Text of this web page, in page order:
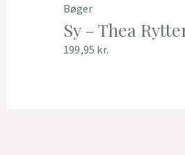
Bøger
Sy – Thea
199,95 kr.